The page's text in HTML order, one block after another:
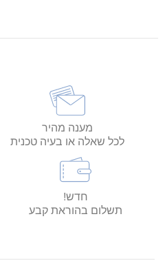
מענה מהיר
לכל שאלה או בעיה טכנית
חדש!
תשלום בהוראת קבע